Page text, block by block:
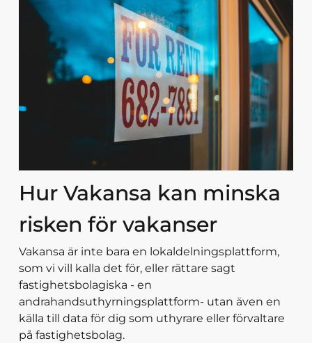
Hur Vakansa kan minska
risken för vakanser
Vakansa är inte bara en lokaldelningsplattform,
som vi vill kalla det för, eller rättare sagt
fastighetsbolagiska - en
andrahandsuthyrningsplattform- utan även en
källa till data för dig som uthyrare eller förvaltare
på fastighetsbolag.